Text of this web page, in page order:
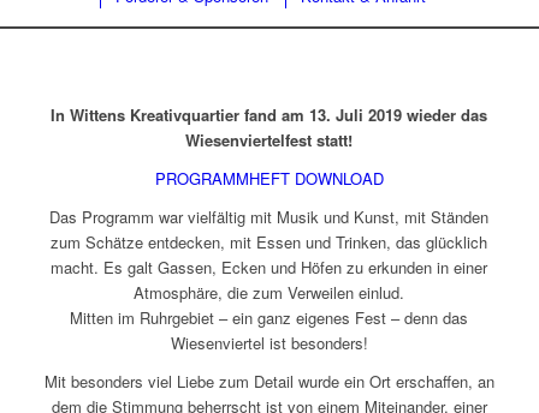
In Wittens Kreativquartier fand am 13. Juli 2019 wieder das
Wiesenviertelfest statt!
PROGRAMMHEFT DOWNLOAD
Das Programm war vielfältig mit Musik und Kunst, mit Ständen
zum Schätze entdecken, mit Essen und Trinken, das glücklich
macht. Es galt Gassen, Ecken und Höfen zu erkunden in einer
Atmosphäre, die zum Verweilen einlud.
Mitten im Ruhrgebiet – ein ganz eigenes Fest – denn das
Wiesenviertel ist besonders!
Mit besonders viel Liebe zum Detail wurde ein Ort erschaffen, an
dem die Stimmung beherrscht ist von einem Miteinander, einer